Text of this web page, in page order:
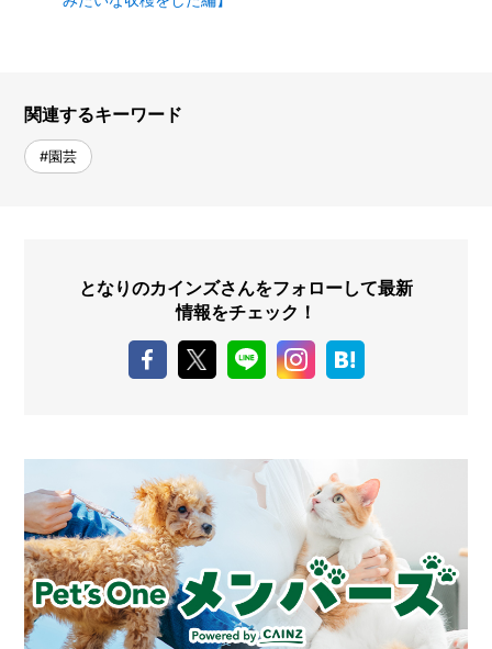
関連するキーワード
#園芸
となりのカインズさんをフォローして最新
情報をチェック！